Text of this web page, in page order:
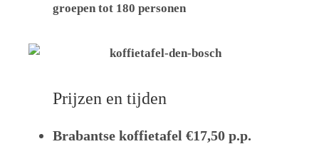
groepen tot 180 personen
Prijzen en tijden
Brabantse koffietafel €17,50 p.p.